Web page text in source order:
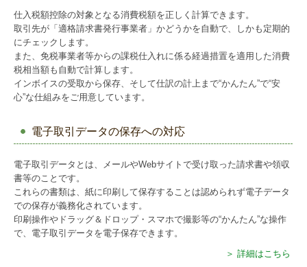
仕入税額控除の対象となる消費税額を正しく計算できます。
取引先が「適格請求書発行事業者」かどうかを自動で、しかも定期的
にチェックします。
また、免税事業者等からの課税仕入れに係る経過措置を適用した消費
税相当額も自動で計算します。
インボイスの受取から保存、そして仕訳の計上まで“かんたん”で“安
心”な仕組みをご用意しています。
電子取引データの保存への対応
電子取引データとは、メールやWebサイトで受け取った請求書や領収
書等のことです。
これらの書類は、紙に印刷して保存することは認められず電子データ
での保存が義務化されています。
印刷操作やドラッグ＆ドロップ・スマホで撮影等の“かんたん”な操作
で、電子取引データを電子保存できます。
＞ 詳細はこちら